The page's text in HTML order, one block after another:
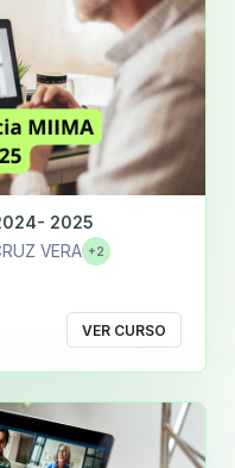
2025
VERA +2
VER CURSO